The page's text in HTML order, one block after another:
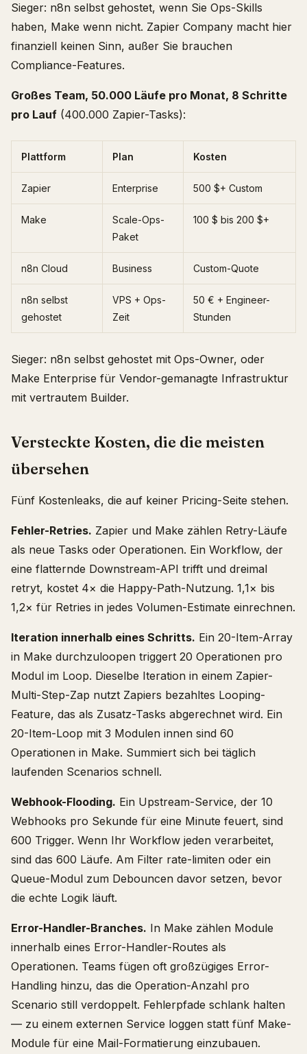
Sieger: n8n selbst gehostet, wenn Sie Ops-Skills
haben, Make wenn nicht. Zapier Company macht hier
finanziell keinen Sinn, außer Sie brauchen
Compliance-Features.
Großes Team, 50.000 Läufe pro Monat, 8 Schritte
pro Lauf (400.000 Zapier-Tasks):
Plattform Plan Kosten
Zapier Enterprise 500 $+ Custom
Make
Scale-Ops-
Paket
100 $ bis 200 $+
n8n Cloud Business Custom-Quote
n8n selbst
gehostet
VPS + Ops-
Zeit
50 € + Engineer-
Stunden
Sieger: n8n selbst gehostet mit Ops-Owner, oder
Make Enterprise für Vendor-gemanagte Infrastruktur
mit vertrautem Builder.
Versteckte Kosten, die die meisten
übersehen
Fünf Kostenleaks, die auf keiner Pricing-Seite stehen.
Fehler-Retries. Zapier und Make zählen Retry-Läufe
als neue Tasks oder Operationen. Ein Workflow, der
eine flatternde Downstream-API trifft und dreimal
retryt, kostet 4× die Happy-Path-Nutzung. 1,1× bis
1,2× für Retries in jedes Volumen-Estimate einrechnen.
Iteration innerhalb eines Schritts. Ein 20-Item-Array
in Make durchzuloopen triggert 20 Operationen pro
Modul im Loop. Dieselbe Iteration in einem Zapier-
Multi-Step-Zap nutzt Zapiers bezahltes Looping-
Feature, das als Zusatz-Tasks abgerechnet wird. Ein
20-Item-Loop mit 3 Modulen innen sind 60
Operationen in Make. Summiert sich bei täglich
laufenden Scenarios schnell.
Webhook-Flooding. Ein Upstream-Service, der 10
Webhooks pro Sekunde für eine Minute feuert, sind
600 Trigger. Wenn Ihr Workflow jeden verarbeitet,
sind das 600 Läufe. Am Filter rate-limiten oder ein
Queue-Modul zum Debouncen davor setzen, bevor
die echte Logik läuft.
Error-Handler-Branches. In Make zählen Module
innerhalb eines Error-Handler-Routes als
Operationen. Teams fügen oft großzügiges Error-
Handling hinzu, das die Operation-Anzahl pro
Scenario still verdoppelt. Fehlerpfade schlank halten
— zu einem externen Service loggen statt fünf Make-
Module für eine Mail-Formatierung einzubauen.